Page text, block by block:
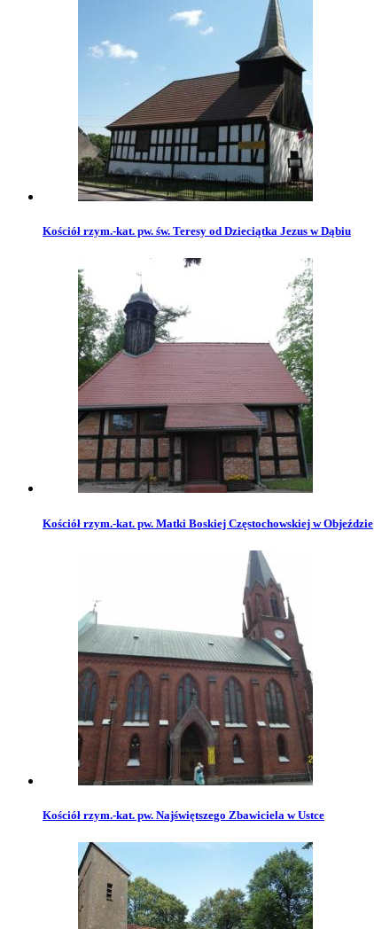
Kościół rzym.-kat. pw. św. Teresy od Dzieciątka Jezus w Dąbiu
Kościół rzym.-kat. pw. Matki Boskiej Częstochowskiej w Objeździe
Kościół rzym.-kat. pw. Najświętszego Zbawiciela w Ustce